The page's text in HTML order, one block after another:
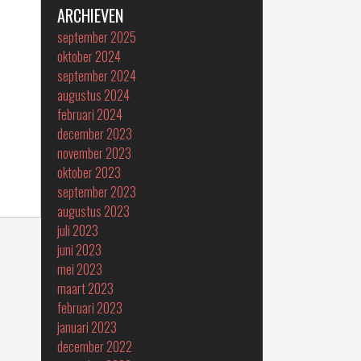
ARCHIEVEN
september 2025
oktober 2024
september 2024
augustus 2024
februari 2024
december 2023
november 2023
oktober 2023
september 2023
augustus 2023
juli 2023
juni 2023
mei 2023
maart 2023
februari 2023
januari 2023
december 2022